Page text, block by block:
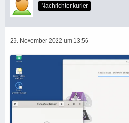
Nachrichtenkurier
29. November 2022 um 13:56